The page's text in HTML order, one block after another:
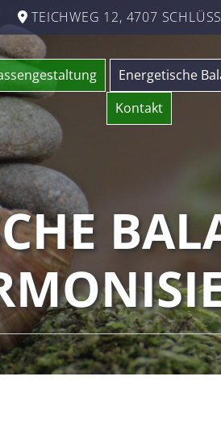
 TEICHWEG 12, 4707
Energetische
Kontakt